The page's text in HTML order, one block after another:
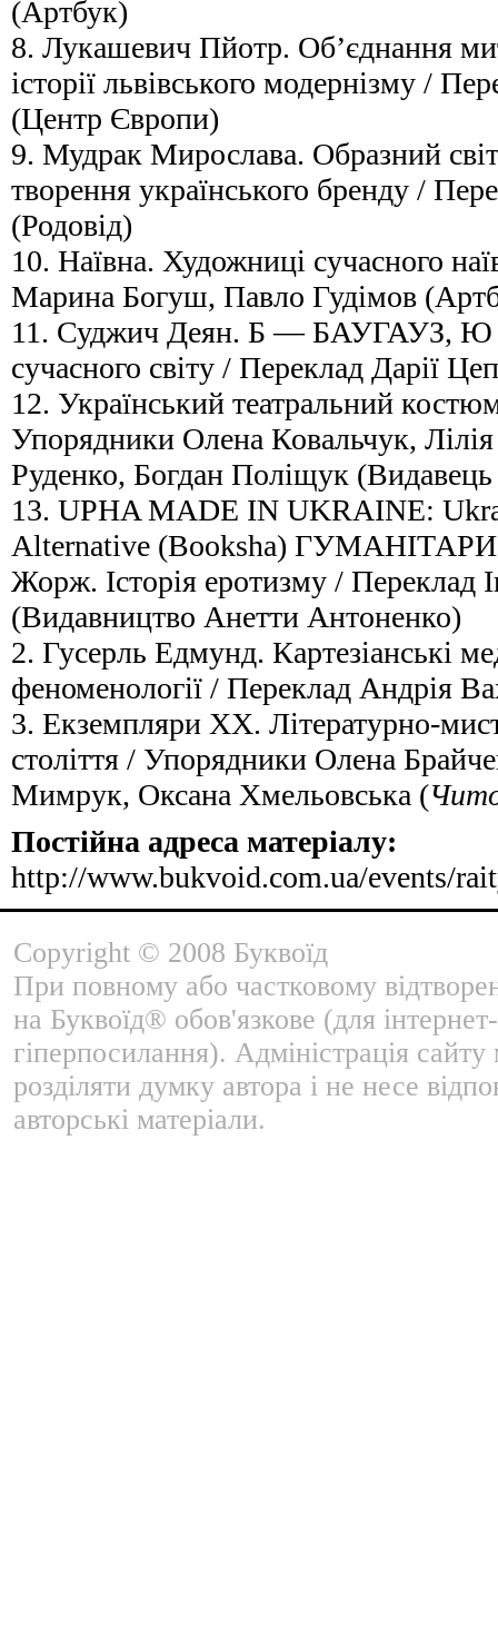
(Артбук)
8. Лукашевич Пйотр. Об’єднання
історії львівського модернізму /
(Центр Європи)
9. Мудрак Мирослава. Образний світ
творення українського бренду /
(Родовід)
10. Наївна. Художниці сучасного
Марина Богуш, Павло Гудімов
11. Суджич Деян. Б — БАУГАУЗ,
сучасного світу / Переклад Дарії
12. Український театральний
Упорядники Олена Ковальчук,
Руденко, Богдан Поліщук
13. UPHA MADE IN UKRAINE:
Alternative (Booksha)
Жорж. Історія еротизму / Переклад
(Видавництво Анетти Антоненко)
2. Гусерль Едмунд. Картезіанські
феноменології / Переклад Андрія
3. Екземпляри ХХ. Літературно-
століття / Упорядники Олена
Мимрук, Оксана Хмельовська (
Постійна адреса матеріалу:
http://www.bukvoid.com.ua/events/
Copyright © 2008 Буквоїд
При повному або частковому
на Буквоїд® обов'язкове (для
гіперпосилання). Адміністрація
розділяти думку автора і не несе
авторські матеріали.